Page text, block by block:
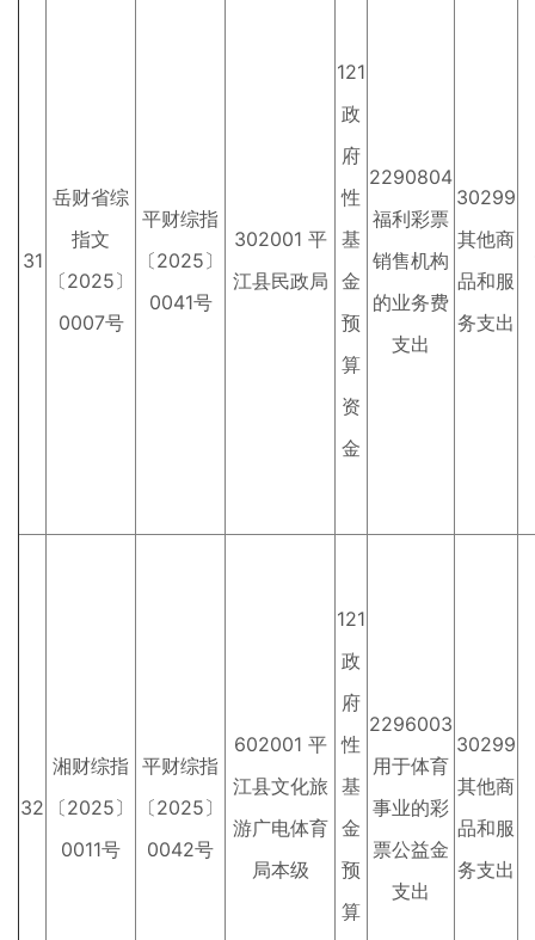
31
岳财省综
指文
〔2025〕
0007号
平财综指
〔2025〕
0041号
302001 平
江县民政局
121
政
府
性
基
金
预
算
资
金
2290804
福利彩票
销售机构
的业务费
支出
30299
其他商
品和服
务支出
32
湘财综指
〔2025〕
0011号
平财综指
〔2025〕
0042号
602001 平
江县文化旅
游广电体育
局本级
121
政
府
性
基
金
预
算
2296003
用于体育
事业的彩
票公益金
支出
30299
其他商
品和服
务支出